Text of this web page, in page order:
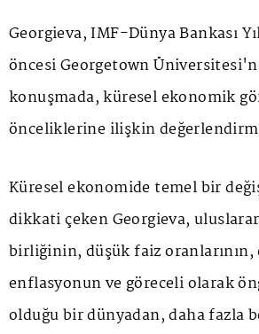
Georgieva, IMF-Dünya Bankası
öncesi Georgetown
konuşmada, küresel ekonomik
önceliklerine ilişkin
Küresel ekonomide temel bir
dikkati çeken Georgieva,
birliğinin, düşük faiz oranlarının,
enflasyonun ve göreceli olarak
olduğu bir dünyadan, daha fazla